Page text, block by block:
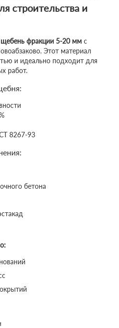
строительства и
щебень фракции 5-20 мм с
Этот материал
и идеально подходит для
работ.
8267-93
бетона